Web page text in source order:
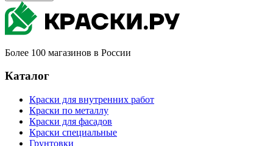
Более 100 магазинов в России
Каталог
Краски для внутренних работ
Краски по металлу
Краски для фасадов
Краски специальные
Грунтовки